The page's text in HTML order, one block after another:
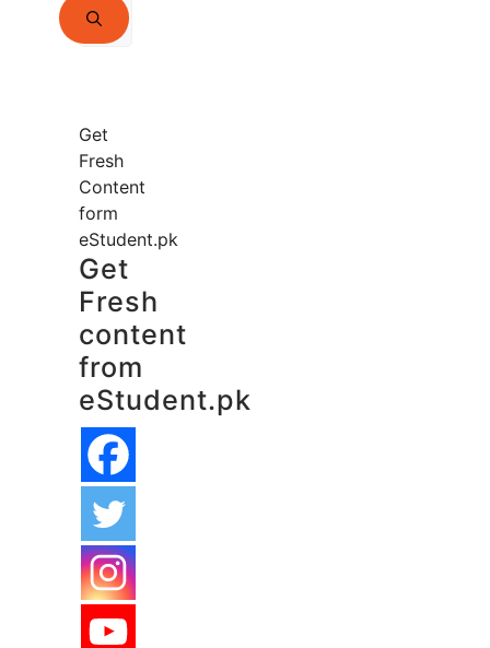
for:
Get
Fresh
Content
form
eStudent.pk
Get
Fresh
content
from
eStudent.pk